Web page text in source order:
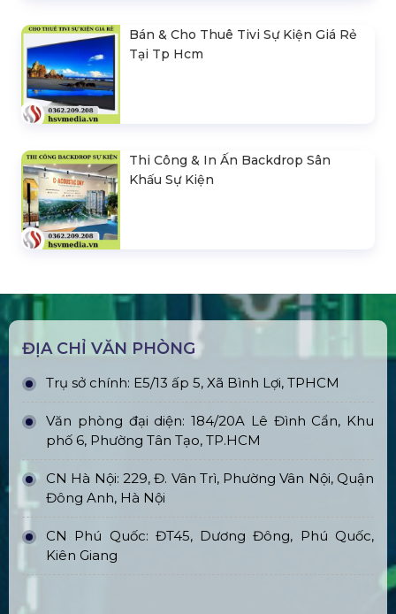
Bán & Cho Thuê Tivi Sự Kiện Giá Rẻ
Tại Tp Hcm
Thi Công & In Ấn Backdrop Sân
Khấu Sự Kiện
ĐỊA CHỈ VĂN PHÒNG
Trụ sở chính: E5/13 ấp 5, Xã Bình Lợi, TPHCM
Văn phòng đại diện: 184/20A Lê Đình Cẩn, Khu
phố 6, Phường Tân Tạo, TP.HCM
CN Hà Nội: 229, Đ. Vân Trì, Phường Vân Nội, Quận
Đông Anh, Hà Nội
CN Phú Quốc: ĐT45, Dương Đông, Phú Quốc,
Kiên Giang